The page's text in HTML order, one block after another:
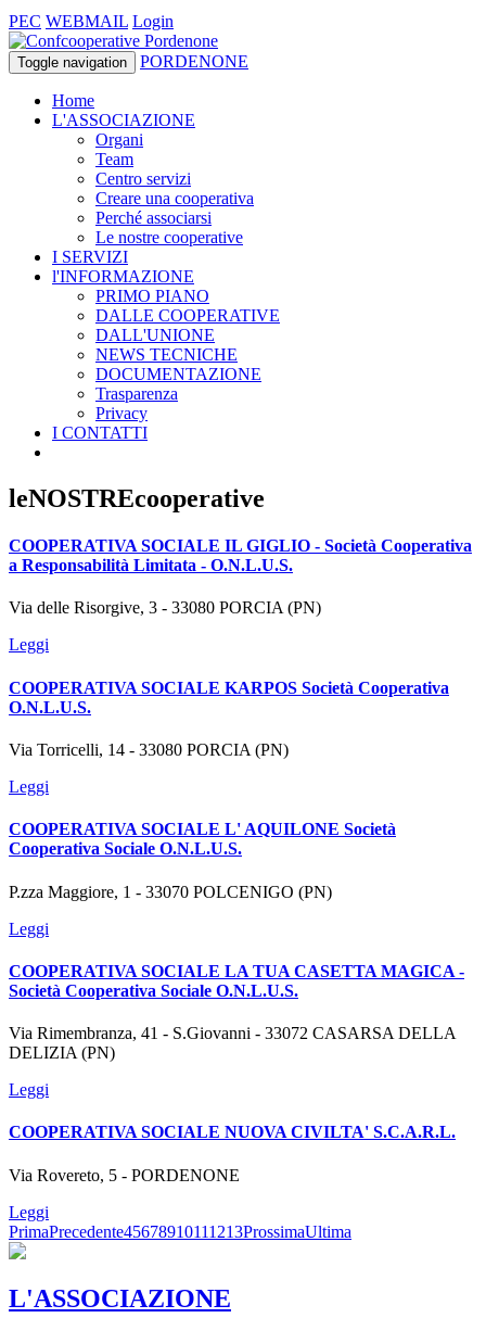
PEC WEBMAIL Login
Toggle navigation PORDENONE
Home
L'ASSOCIAZIONE
Organi
Team
Centro servizi
Creare una cooperativa
Perché associarsi
Le nostre cooperative
I SERVIZI
l'INFORMAZIONE
PRIMO PIANO
DALLE COOPERATIVE
DALL'UNIONE
NEWS TECNICHE
DOCUMENTAZIONE
Trasparenza
Privacy
I CONTATTI
leNOSTREcooperative
COOPERATIVA SOCIALE IL GIGLIO - Società Cooperativa
a Responsabilità Limitata - O.N.L.U.S.
Via delle Risorgive, 3 - 33080 PORCIA (PN)
Leggi
COOPERATIVA SOCIALE KARPOS Società Cooperativa
O.N.L.U.S.
Via Torricelli, 14 - 33080 PORCIA (PN)
Leggi
COOPERATIVA SOCIALE L' AQUILONE Società
Cooperativa Sociale O.N.L.U.S.
P.zza Maggiore, 1 - 33070 POLCENIGO (PN)
Leggi
COOPERATIVA SOCIALE LA TUA CASETTA MAGICA -
Società Cooperativa Sociale O.N.L.U.S.
Via Rimembranza, 41 - S.Giovanni - 33072 CASARSA DELLA
DELIZIA (PN)
Leggi
COOPERATIVA SOCIALE NUOVA CIVILTA' S.C.A.R.L.
Via Rovereto, 5 - PORDENONE
Leggi
PrimaPrecedente45678910111213ProssimaUltima
L'ASSOCIAZIONE